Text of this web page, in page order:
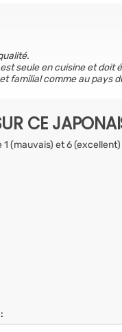
seule en cuisine et
familial comme au pays
CE
(mauvais) et 6 (excellent)